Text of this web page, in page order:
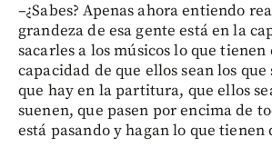
–¿Sabes? Apenas ahora entiendo
grandeza de esa gente está en la
sacarles a los músicos lo que
capacidad de que ellos sean los que
que hay en la partitura, que ellos
suenen, que pasen por encima de
está pasando y hagan lo que tienen